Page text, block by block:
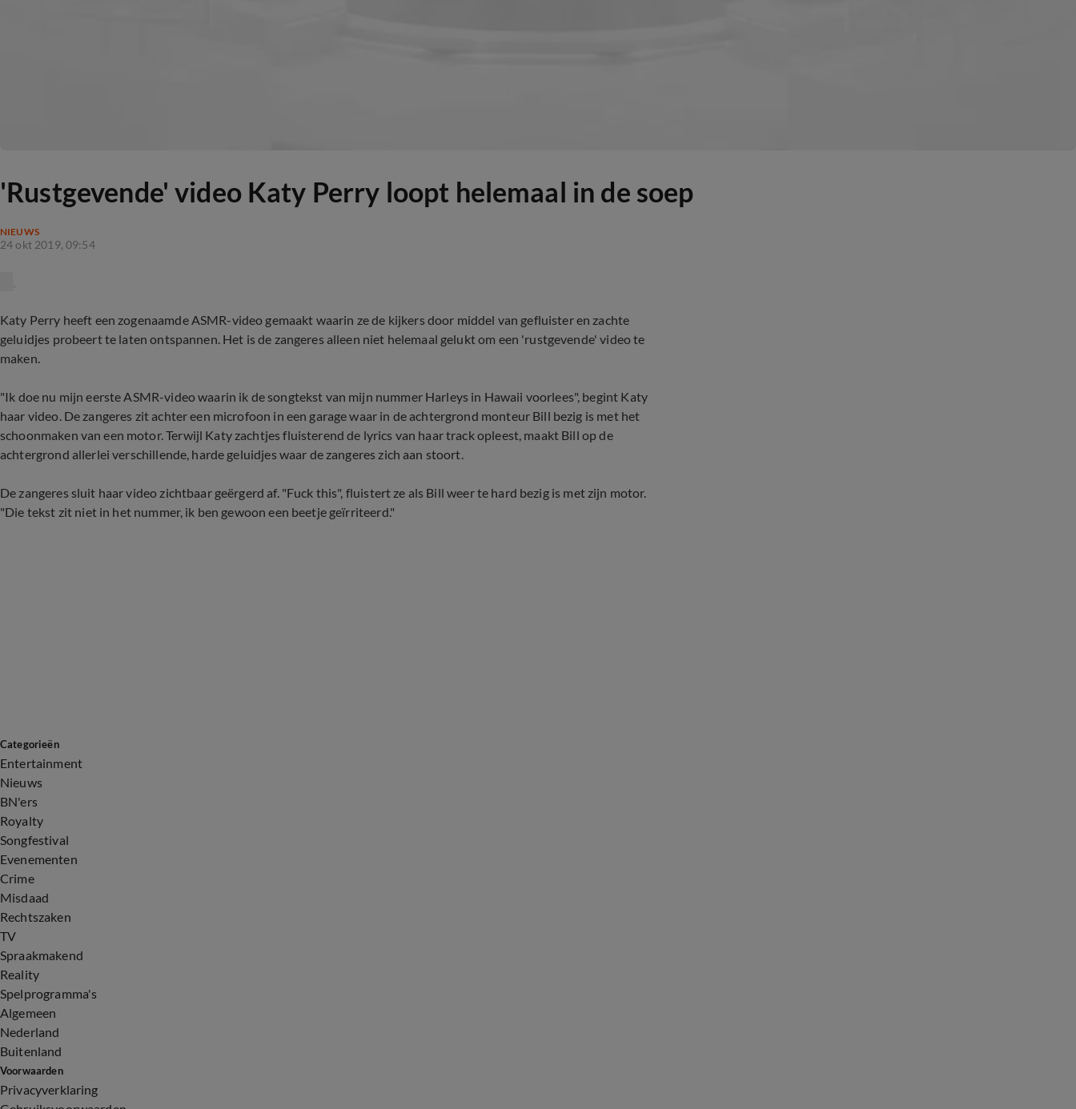
'Rustgevende' video Katy Perry loopt helemaal in de soep
NIEUWS
24 okt 2019, 09:54
Katy Perry heeft een zogenaamde ASMR-video gemaakt waarin ze de kijkers door middel van gefluister en zachte
geluidjes probeert te laten ontspannen. Het is de zangeres alleen niet helemaal gelukt om een 'rustgevende' video te
maken.
"Ik doe nu mijn eerste ASMR-video waarin ik de songtekst van mijn nummer Harleys in Hawaii voorlees", begint Katy
haar video. De zangeres zit achter een microfoon in een garage waar in de achtergrond monteur Bill bezig is met het
schoonmaken van een motor. Terwijl Katy zachtjes fluisterend de lyrics van haar track opleest, maakt Bill op de
achtergrond allerlei verschillende, harde geluidjes waar de zangeres zich aan stoort.
De zangeres sluit haar video zichtbaar geërgerd af. "Fuck this", fluistert ze als Bill weer te hard bezig is met zijn motor.
"Die tekst zit niet in het nummer, ik ben gewoon een beetje geïrriteerd."
Categorieën
Entertainment
Nieuws
BN'ers
Royalty
Songfestival
Evenementen
Crime
Misdaad
Rechtszaken
TV
Spraakmakend
Reality
Spelprogramma's
Algemeen
Nederland
Buitenland
Voorwaarden
Privacyverklaring